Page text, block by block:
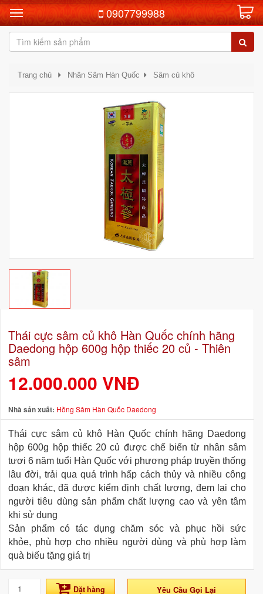
0907799988
Trang chủ Nhân Sâm Hàn Quốc Sâm củ khô
Thái cực sâm củ khô Hàn Quốc chính hãng
Daedong hộp 600g hộp thiếc 20 củ - Thiên
sâm
12.000.000 VNĐ
Nhà sản xuất: Hồng Sâm Hàn Quốc Daedong
Thái cực sâm củ khô Hàn Quốc chính hãng Daedong
hộp 600g hộp thiếc 20 củ được chế biến từ nhân sâm
tươi 6 năm tuổi Hàn Quốc với phương pháp truyền thống
lâu đời, trải qua quá trình hấp cách thủy và nhiều công
đoạn khác, đã được kiểm định chất lượng, đem lại cho
người tiêu dùngsản phẩm chất lượng cao và yên tâm
khi sử dụng
Sản phẩm có tác dụng chăm sóc và phục hồi sức
khỏe, phù hợp cho nhiều người dùng và phù hợp làm
quà biếu tặng giá trị
Đặt hàng Yêu Cầu Gọi Lại